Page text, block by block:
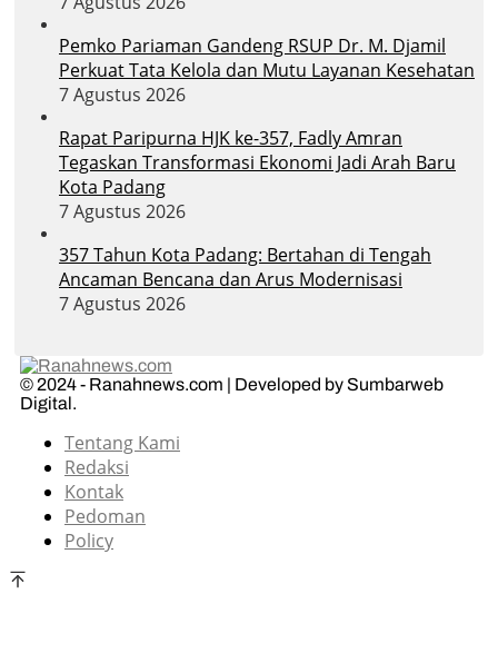
Pemko Pariaman Gandeng RSUP Dr. M. Djamil
Perkuat Tata Kelola dan Mutu Layanan Kesehatan
7 Agustus 2026
Rapat Paripurna HJK ke-357, Fadly Amran
Tegaskan Transformasi Ekonomi Jadi Arah Baru
Kota Padang
7 Agustus 2026
357 Tahun Kota Padang: Bertahan di Tengah
Ancaman Bencana dan Arus Modernisasi
7 Agustus 2026
© 2024 - Ranahnews.com | Developed by Sumbarweb
Digital.
Tentang Kami
Redaksi
Kontak
Pedoman
Policy